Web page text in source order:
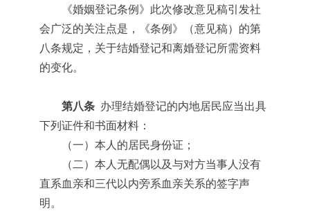
《婚姻登记条例》此次修改意见稿引发社
会广泛的关注点是，《条例》（意见稿）的第
八条规定，关于结婚登记和离婚登记所需资料
的变化。
第八条办理结婚登记的内地居民应当出具
下列证件和书面材料：
（一）本人的居民身份证；
（二）本人无配偶以及与对方当事人没有
直系血亲和三代以内旁系血亲关系的签字声
明。